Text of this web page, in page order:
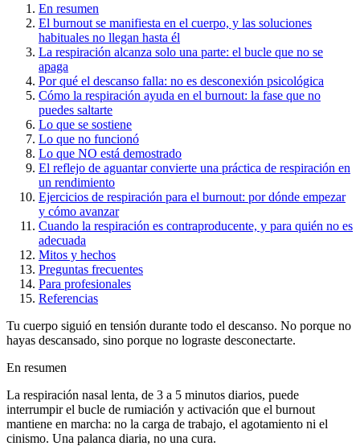
En resumen
El burnout se manifiesta en el cuerpo, y las soluciones
habituales no llegan hasta él
La respiración alcanza solo una parte: el bucle que no se
apaga
Por qué el descanso falla: no es desconexión psicológica
Cómo la respiración ayuda en el burnout: la fase que no
puedes saltarte
Lo que se sostiene
Lo que no funcionó
Lo que NO está demostrado
El reflejo de aguantar convierte una práctica de respiración en
un rendimiento
Ejercicios de respiración para el burnout: por dónde empezar
y cómo avanzar
Cuando la respiración es contraproducente, y para quién no es
adecuada
Mitos y hechos
Preguntas frecuentes
Para profesionales
Referencias
Tu cuerpo siguió en tensión durante todo el descanso. No porque no
hayas descansado, sino porque no lograste desconectarte.
En resumen
La respiración nasal lenta, de 3 a 5 minutos diarios, puede
interrumpir el bucle de rumiación y activación que el burnout
mantiene en marcha: no la carga de trabajo, el agotamiento ni el
cinismo. Una palanca diaria, no una cura.